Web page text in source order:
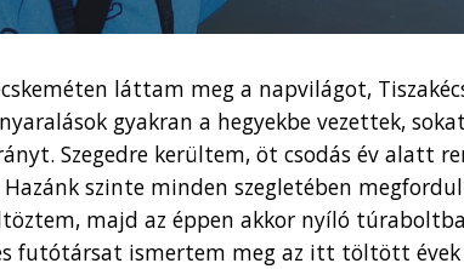
láttam meg a napvilágot,
gyakran a hegyekbe vezettek,
Szegedre kerültem, öt csodás év alatt
szinte minden szegletében
majd az éppen akkor nyíló
futótársat ismertem meg az itt töltött